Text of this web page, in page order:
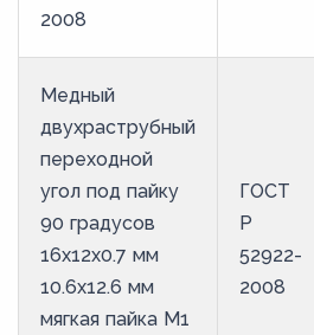
2008
Медный
двухраструбный
переходной
угол под пайку
90 градусов
16х12х0.7 мм
10.6х12.6 мм
мягкая пайка М1
ГОСТ
Р
52922-
2008